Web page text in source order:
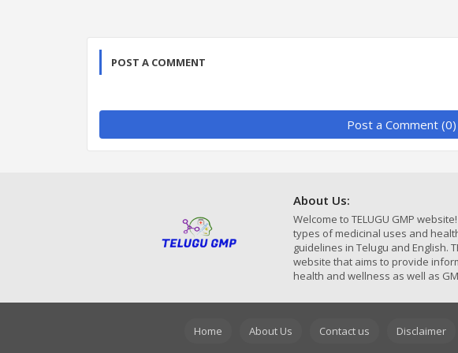
POST A COMMENT
Post a Comment (0)
About Us:
Welcome to TELUGU GMP
types of medicinal uses and
guidelines in Telugu and English.
website that aims to provide
health and wellness as well as
Home About Us Contact us Disclaimer